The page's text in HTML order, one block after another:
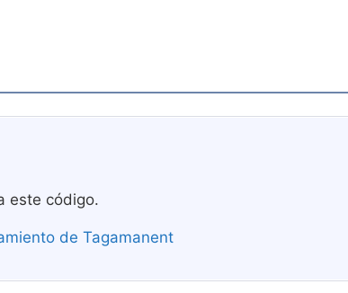
este código.